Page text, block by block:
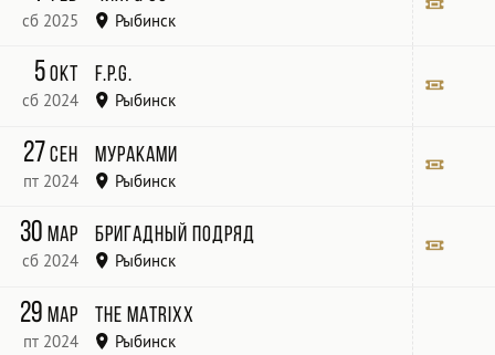
сб 2025 Рыбинск
ДК Авиатор
5окт
сб 2024
F.P.G.
Рыбинск
«ПЕРЕКРЁСТОК»
27сен
пт 2024
Мураками
Рыбинск
перекрёсток
30мар
сб 2024
Бригадный подряд
Рыбинск
@Перекресток
29мар
пт 2024
The MATRIXX
Рыбинск